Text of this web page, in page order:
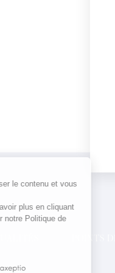
le contenu et vous
savoir plus en cliquant
notre Politique de